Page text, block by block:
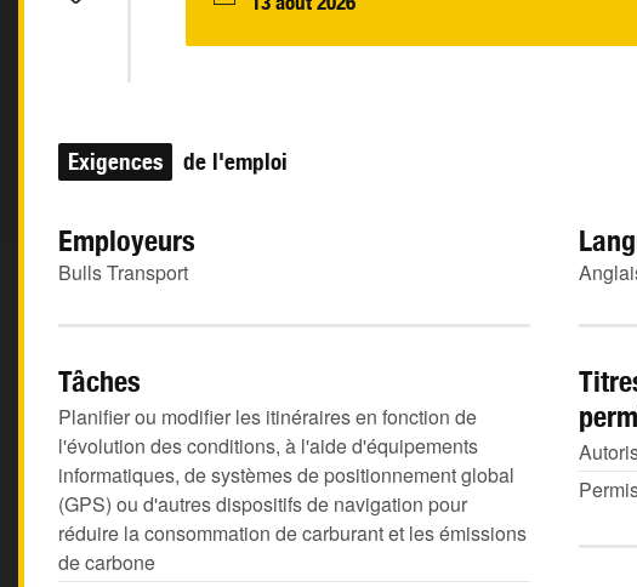
Exigences de l'emploi
Employeurs
Bulls Transport
Tâches
Planifier ou modifier les itinéraires en fonction de
l'évolution des conditions, à l'aide d'équipements
informatiques, de systèmes de positionnement global
(GPS) ou d'autres dispositifs de navigation pour
réduire la consommation de carburant et les émissions
de carbone